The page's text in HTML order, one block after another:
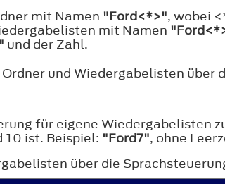
mit Namen "Ford<*>", wobei
mit Namen
und der Zahl.
Ordner und Wiedergabelisten
für eigene Wiedergabelisten
10 ist. Beispiel: "Ford7", ohne
über die